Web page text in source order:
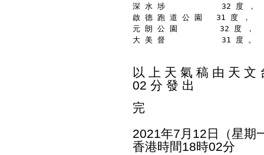
深 水 埗            32 度 ，
啟 德 跑 道 公 園   31 度 ，
元 朗 公 園         32 度 ，
大 美 督            31 度 。
以 上 天 氣 稿 由 天 文
02 分 發 出
完
2021年7月12日（星期
香港時間18時02分